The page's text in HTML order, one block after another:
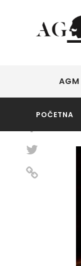
POČETNA